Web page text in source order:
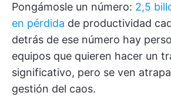
Pongámosle un número: 2,5
en pérdida de productividad
detrás de ese número hay
equipos que quieren hacer un
significativo, pero se ven
gestión del caos.